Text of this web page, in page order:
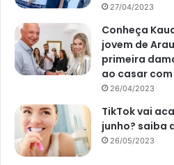
27/04/2023
Conheça
jovem de
primeira
ao casar com
26/04/2023
TikTok vai
junho? saiba
26/05/2023